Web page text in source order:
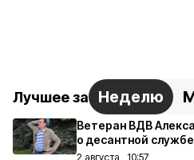
Лучшее за Неделю
Ветеран ВДВ
о десантной службе
2 августа , 10:57